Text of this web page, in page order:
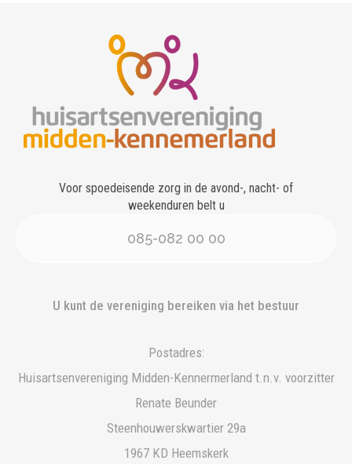
Voor spoedeisende zorg in de avond-, nacht- of
weekenduren belt u
085-082 00 00
U kunt de vereniging bereiken via het bestuur
Postadres:
Huisartsenvereniging Midden-Kennermerland t.n.v. voorzitter
Renate Beunder
Steenhouwerskwartier 29a
1967 KD Heemskerk